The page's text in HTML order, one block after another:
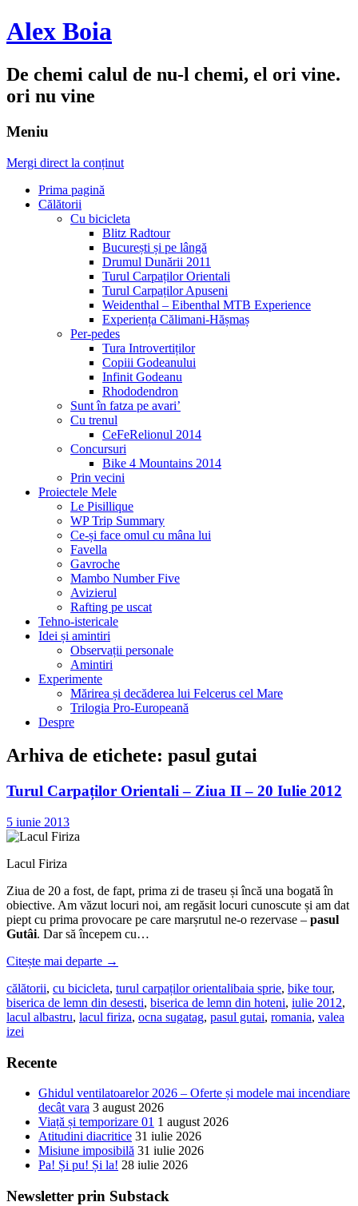
Alex Boia
De chemi calul de nu-l chemi, el ori vine.
ori nu vine
Meniu
Mergi direct la conținut
Prima pagină
Călătorii
Cu bicicleta
Blitz Radtour
București și pe lângă
Drumul Dunării 2011
Turul Carpaților Orientali
Turul Carpaților Apuseni
Weidenthal – Eibenthal MTB Experience
Experiența Călimani-Hășmaș
Per-pedes
Tura Introvertiților
Copiii Godeanului
Infinit Godeanu
Rhododendron
Sunt în fatza pe avari’
Cu trenul
CeFeRelionul 2014
Concursuri
Bike 4 Mountains 2014
Prin vecini
Proiectele Mele
Le Pisillique
WP Trip Summary
Ce-și face omul cu mâna lui
Favella
Gavroche
Mambo Number Five
Avizierul
Rafting pe uscat
Tehno-istericale
Idei și amintiri
Observații personale
Amintiri
Experimente
Mărirea și decăderea lui Felcerus cel Mare
Trilogia Pro-Europeană
Despre
Arhiva de etichete: pasul gutai
Turul Carpaților Orientali – Ziua II – 20 Iulie 2012
5 iunie 2013
Lacul Firiza
Ziua de 20 a fost, de fapt, prima zi de traseu și încă una bogată în
obiective. Am văzut locuri noi, am regăsit locuri cunoscute și am dat
piept cu prima provocare pe care marșrutul ne-o rezervase – pasul
Gutâi. Dar să începem cu…
Citește mai departe →
călătorii, cu bicicleta, turul carpaților orientalibaia sprie, bike tour,
biserica de lemn din desesti, biserica de lemn din hoteni, iulie 2012,
lacul albastru, lacul firiza, ocna sugatag, pasul gutai, romania, valea
izei
Recente
Ghidul ventilatoarelor 2026 – Oferte și modele mai incendiare
decât vara 3 august 2026
Viață și temporizare 01 1 august 2026
Atitudini diacritice 31 iulie 2026
Misiune imposibilă 31 iulie 2026
Pa! Și pu! Și la! 28 iulie 2026
Newsletter prin Substack